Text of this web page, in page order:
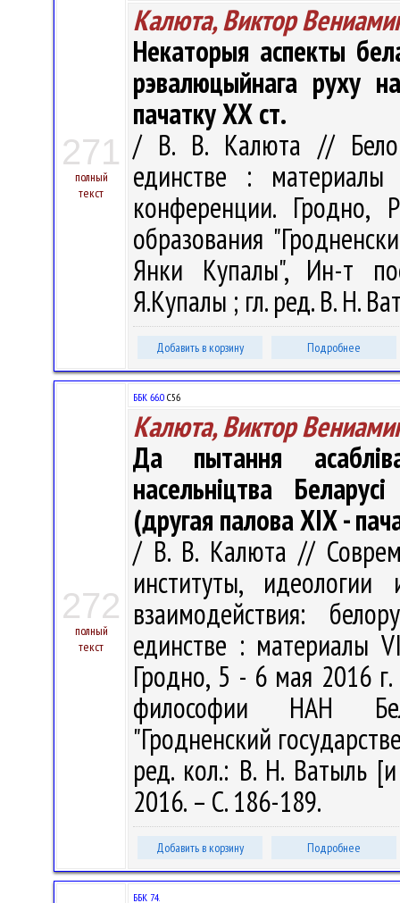
271
полный
текст
Калюта, Виктор
Некаторыя аспекты
рэвалюцыйнага руху
пачатку ХХ ст.
/ В. В. Калюта //
единстве : материалы
конференции.
образования
Янки Купалы", Ин-т
Я.Купалы ; гл. ред. В. Н.
Добавить в корзину Подробнее
272
полный
текст
ББК 66.0 С56
Калюта, Виктор
Да пытання
насельніцтва
(другая палова ХІХ -
/ В. В. Калюта //
институты, идеологии
взаимодействия:
единстве : материалы
Гродно, 5 - 6 мая 2016
философии НАН
"Гродненский
ред. кол.: В. Н. Ватыль
2016. – С. 186-189.
Добавить в корзину Подробнее
ББК 74.